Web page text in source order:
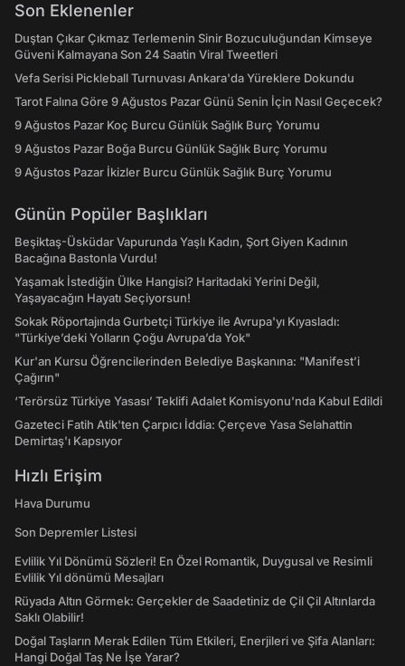
Son Eklenenler
Duştan Çıkar Çıkmaz Terlemenin Sinir Bozuculuğundan Kimseye
Güveni Kalmayana Son 24 Saatin Viral Tweetleri
Vefa Serisi Pickleball Turnuvası Ankara'da Yüreklere Dokundu
Tarot Falına Göre 9 Ağustos Pazar Günü Senin İçin Nasıl Geçecek?
9 Ağustos Pazar Koç Burcu Günlük Sağlık Burç Yorumu
9 Ağustos Pazar Boğa Burcu Günlük Sağlık Burç Yorumu
9 Ağustos Pazar İkizler Burcu Günlük Sağlık Burç Yorumu
Günün Popüler Başlıkları
Beşiktaş-Üsküdar Vapurunda Yaşlı Kadın, Şort Giyen Kadının
Bacağına Bastonla Vurdu!
Yaşamak İstediğin Ülke Hangisi? Haritadaki Yerini Değil,
Yaşayacağın Hayatı Seçiyorsun!
Sokak Röportajında Gurbetçi Türkiye ile Avrupa'yı Kıyasladı:
"Türkiye’deki Yolların Çoğu Avrupa’da Yok"
Kur'an Kursu Öğrencilerinden Belediye Başkanına: "Manifest’i
Çağırın"
‘Terörsüz Türkiye Yasası’ Teklifi Adalet Komisyonu'nda Kabul Edildi
Gazeteci Fatih Atik'ten Çarpıcı İddia: Çerçeve Yasa Selahattin
Demirtaş'ı Kapsıyor
Hızlı Erişim
Hava Durumu
Son Depremler Listesi
Evlilik Yıl Dönümü Sözleri! En Özel Romantik, Duygusal ve Resimli
Evlilik Yıl dönümü Mesajları
Rüyada Altın Görmek: Gerçekler de Saadetiniz de Çil Çil Altınlarda
Saklı Olabilir!
Doğal Taşların Merak Edilen Tüm Etkileri, Enerjileri ve Şifa Alanları:
Hangi Doğal Taş Ne İşe Yarar?